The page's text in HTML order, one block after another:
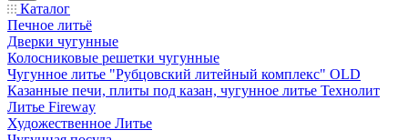
Каталог
Печное литьё
Дверки чугунные
Колосниковые решетки чугунные
Чугунное литье "Рубцовский литейный комплекс" OLD
Казанные печи, плиты под казан, чугунное литье Технолит
Литье Fireway
Художественное Литье